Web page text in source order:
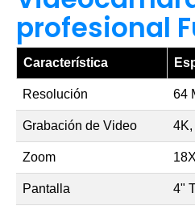
profesional
Característica
Resolución 64
Grabación de Video 4K,
Zoom 18X
Pantalla 4"